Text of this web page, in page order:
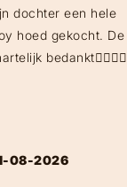
dochter een hele
hoed gekocht. De
bedankt👍🏻👍🏻
08-2026